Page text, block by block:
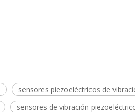
sensores piezoeléctricos de
sensores de vibración